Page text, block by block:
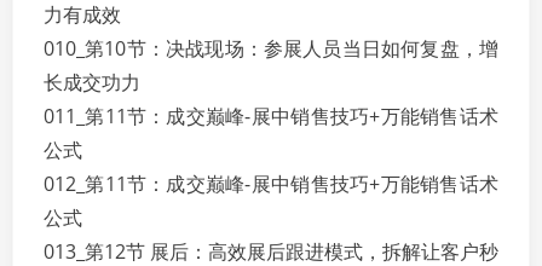
力有成效
010_第10节：决战现场：参展人员当日如何复盘，增
长成交功力
011_第11节：成交巅峰-展中销售技巧+万能销售话术
公式
012_第11节：成交巅峰-展中销售技巧+万能销售话术
公式
013_第12节 展后：高效展后跟进模式，拆解让客户秒